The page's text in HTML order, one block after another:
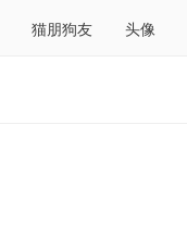
猫朋狗友 头像